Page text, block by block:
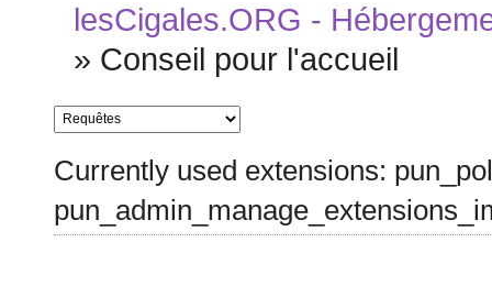
lesCigales.ORG -
» Conseil pour l'accueil
Currently used extensions: